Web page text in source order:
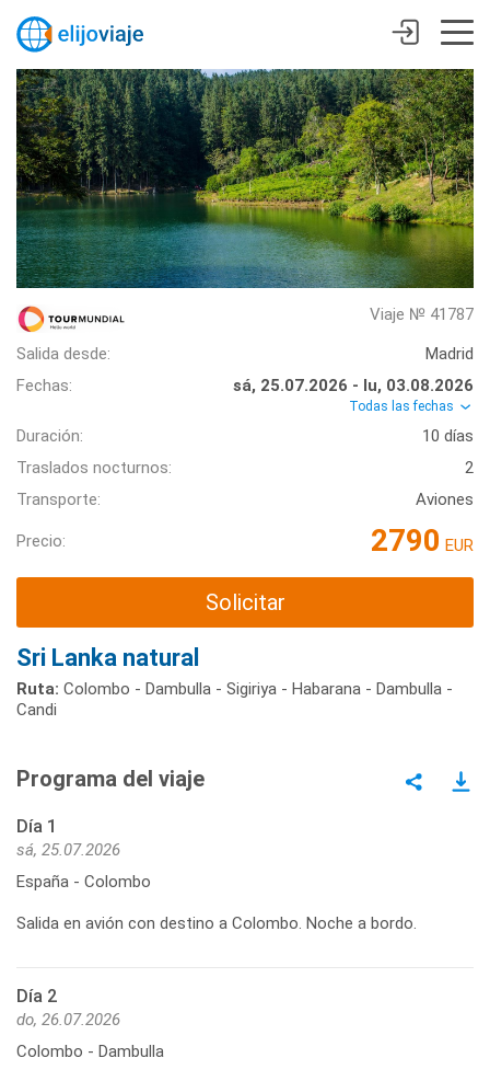
Viaje № 41787
Salida desde:
Madrid
Fechas:
sá, 25.07.2026 - lu, 03.08.2026
Todas las fechas
Duración:
10 días
Traslados nocturnos:
2
Transporte:
Aviones
Precio: 2790 EUR
Solicitar
Sri Lanka natural
Ruta: Colombo - Dambulla - Sigiriya - Habarana - Dambulla -
Candi
Programa del viaje
Día 1
sá, 25.07.2026
España - Colombo
Salida en avión con destino a Colombo. Noche a bordo.
Día 2
do, 26.07.2026
Colombo - Dambulla